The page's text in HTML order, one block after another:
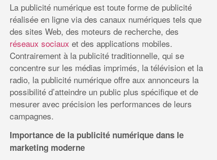
La publicité numérique est toute forme de publicité
réalisée en ligne via des canaux numériques tels que
des sites Web, des moteurs de recherche, des
réseaux sociaux et des applications mobiles.
Contrairement à la publicité traditionnelle, qui se
concentre sur les médias imprimés, la télévision et la
radio, la publicité numérique offre aux annonceurs la
possibilité d’atteindre un public plus spécifique et de
mesurer avec précision les performances de leurs
campagnes.
Importance de la publicité numérique dans le
marketing moderne